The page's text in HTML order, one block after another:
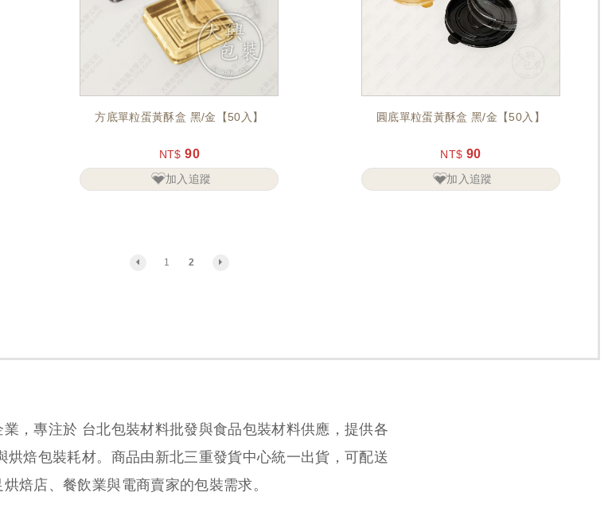
方底單粒蛋黃酥盒 黑/金【50入】
NT$ 90
加入追蹤
圓底單粒蛋黃酥盒 黑/金【50入】
NT$ 90
加入追蹤
1 2
，專注於 台北包裝材料批發與食品包裝材料供應，提供各
焙包裝耗材。商品由新北三重發貨中心統一出貨，可配送
焙店、餐飲業與電商賣家的包裝需求。